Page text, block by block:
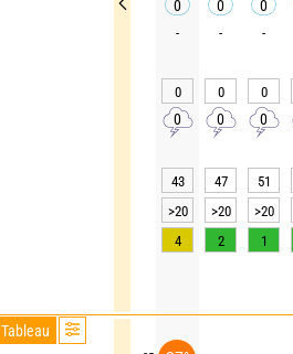
Tableau
0 0 0
- - -
0 0 0
0 0 0
43 47 51
>20
>20 >20
4
2 1